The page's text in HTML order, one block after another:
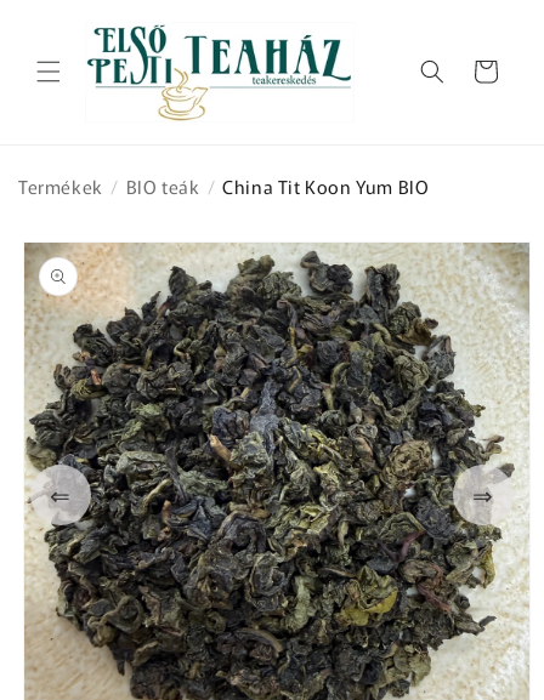
tartalomhoz
Kosár
Termékek / BIO teák / China Tit Koon Yum BIO
⇐
Kihagyás, és
ugrás a
termékadatokra
⇒